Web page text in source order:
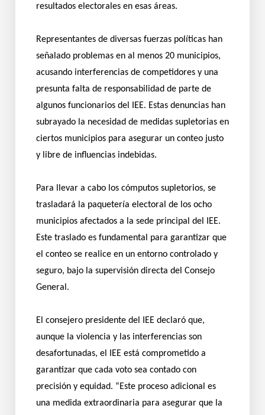
resultados electorales en esas áreas.
Representantes de diversas fuerzas políticas han
señalado problemas en al menos 20 municipios,
acusando interferencias de competidores y una
presunta falta de responsabilidad de parte de
algunos funcionarios del IEE. Estas denuncias han
subrayado la necesidad de medidas supletorias en
ciertos municipios para asegurar un conteo justo
y libre de influencias indebidas.
Para llevar a cabo los cómputos supletorios, se
trasladará la paquetería electoral de los ocho
municipios afectados a la sede principal del IEE.
Este traslado es fundamental para garantizar que
el conteo se realice en un entorno controlado y
seguro, bajo la supervisión directa del Consejo
General.
El consejero presidente del IEE declaró que,
aunque la violencia y las interferencias son
desafortunadas, el IEE está comprometido a
garantizar que cada voto sea contado con
precisión y equidad. “Este proceso adicional es
una medida extraordinaria para asegurar que la